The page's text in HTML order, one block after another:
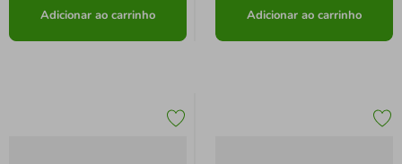
Adicionar ao carrinho Adicionar ao carrinho